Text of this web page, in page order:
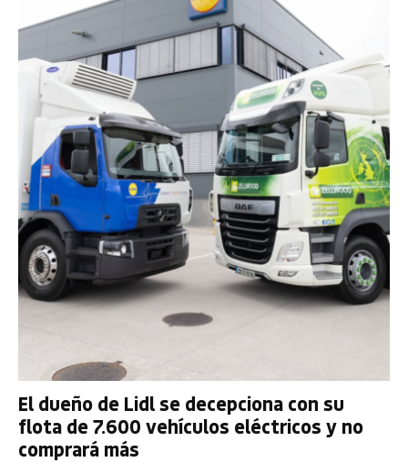
El dueño de Lidl se decepciona con su
flota de 7.600 vehículos eléctricos y no
comprará más